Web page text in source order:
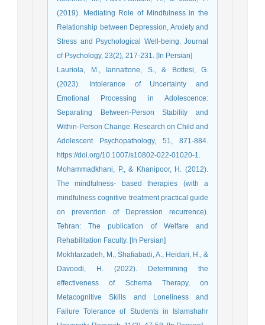
(2019). Mediating Role of Mindfulness in the
Relationship between Depression, Anxiety and
Stress and Psychological Well-being. Journal
of Psychology, 23(2), 217-231. [In Persian]
Lauriola, M., Iannattone, S., & Bottesi, G.
(2023). Intolerance of Uncertainty and
Emotional Processing in Adolescence:
Separating Between‑Person Stability and
Within‑Person Change. Research on Child and
Adolescent Psychopathology, 51, 871-884.
https://doi.org/10.1007/s10802-022-01020-1.
Mohammadkhani, P., & Khanipoor, H. (2012).
The mindfulness- based therapies (with a
mindfulness cognitive treatment practical guide
on prevention of Depression recurrence).
Tehran: The publication of Welfare and
Rehabilitation Faculty. [In Persian]
Mokhtarzadeh, M., Shafiabadi, A., Heidari, H., &
Davoodi, H. (2022). Determining the
effectiveness of Schema Therapy, on
Metacognitive Skills and Loneliness and
Failure Tolerance of Students in Islamshahr